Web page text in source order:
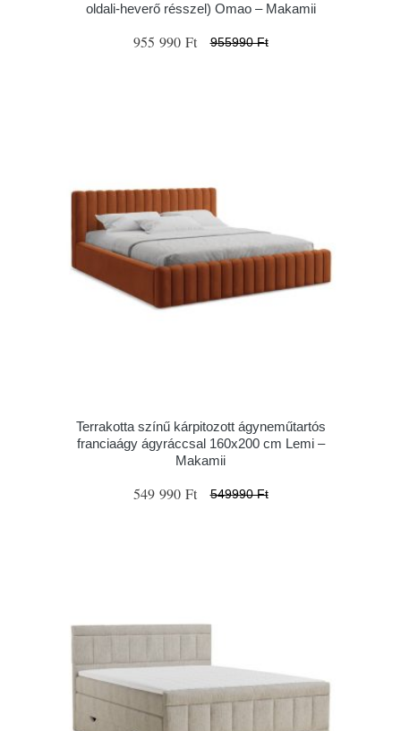
oldali-heverő résszel) Omao – Makamii
955 990 Ft 955990 Ft
Terrakotta színű kárpitozott ágyneműtartós
franciaágy ágyráccsal 160x200 cm Lemi –
Makamii
549 990 Ft 549990 Ft